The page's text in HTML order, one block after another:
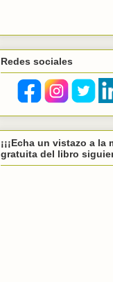
Redes sociales
¡¡¡Echa un vistazo a la
gratuita del libro